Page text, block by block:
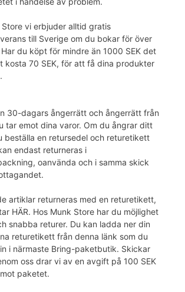
Store vi erbjuder alltid gratis
till Sverige om du bokar för över
Har du köpt för mindre än 1000 SEK det
kosta 70 SEK, för att få dina produkter
30-dagars ångerrätt och ångerrätt från
tar emot dina varor. Om du ångrar ditt
beställa en retursedel och returetikett
endast returneras i
oanvända och i samma skick
artiklar returneras med en returetikett,
HÄR. Hos Munk Store har du möjlighet
snabba returer. Du kan ladda ner din
returetikett från denna länk som du
i närmaste Bring-paketbutik. Skickar
oss drar vi av en avgift på 100 SEK
paketet.